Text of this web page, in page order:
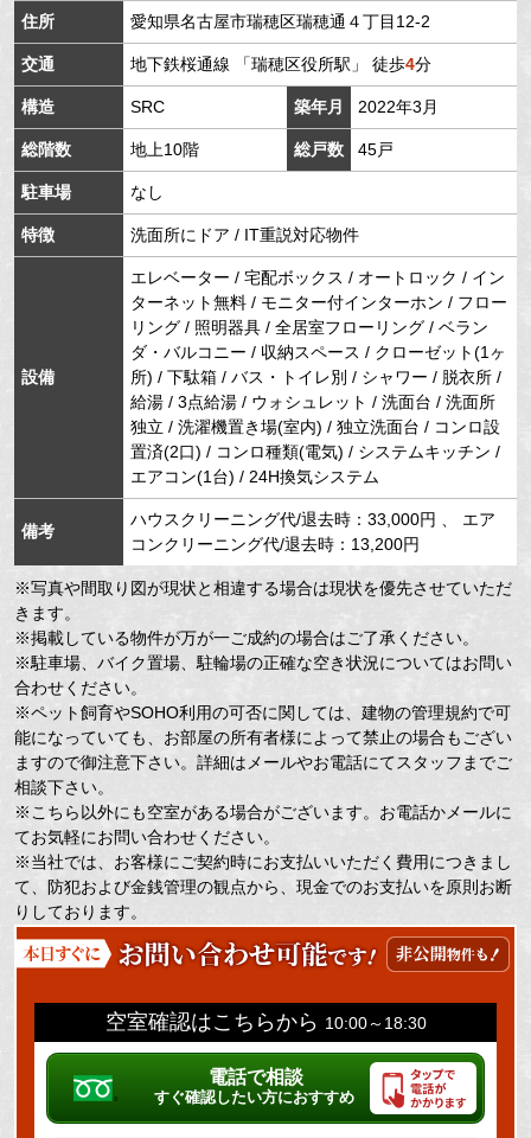
住所 愛知県名古屋市瑞穂区瑞穂通 ４丁目12-2
交通 地下鉄桜通線 「瑞穂区役所駅 」 徒歩4分
構造 SRC 築年月 2022年3月
総階数 地上10階 総戸数 45戸
駐車場 なし
特徴 洗面所にドア / IT重説対応物件
設備
エレベーター / 宅配ボックス / オートロック / イン
ターネット無料 / モニター付インターホン / フロー
リング / 照明器具 / 全居室フローリング / ベラン
ダ・バルコニー / 収納スペース / クローゼット(1ヶ
所) / 下駄箱 / バス・トイレ別 / シャワー / 脱衣所 /
給湯 / 3点給湯 / ウォシュレット / 洗面台 / 洗面所
独立 / 洗濯機置き場(室内) / 独立洗面台 / コンロ設
置済(2口) / コンロ種類(電気) / システムキッチン /
エアコン(1台) / 24H換気システム
備考
ハウスクリーニング代/退去時：33,000円 、 エア
コンクリーニング代/退去時：13,200円
※写真や間取り図が現状と相違する場合は現状を優先させていただ
きます。
※掲載している物件が万が一ご成約の場合はご了承ください。
※駐車場、バイク置場、駐輪場の正確な空き状況についてはお問い
合わせください。
※ペット飼育やSOHO利用の可否に関しては、建物の管理規約で可
能になっていても、お部屋の所有者様によって禁止の場合もござい
ますので御注意下さい。詳細はメールやお電話にてスタッフまでご
相談下さい。
※こちら以外にも空室がある場合がございます。お電話かメールに
てお気軽にお問い合わせください。
※当社では、お客様にご契約時にお支払いいただく費用につきまし
て、防犯および金銭管理の観点から、現金でのお支払いを原則お断
りしております。
空室確認はこちらから 10:00～18:30
電話で相談
すぐ確認したい方におすすめ